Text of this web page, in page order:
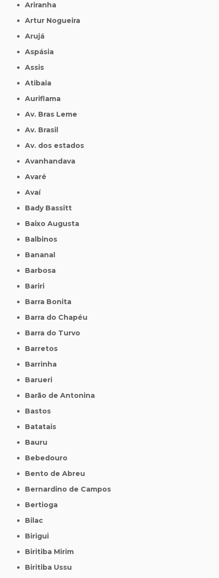
Ariranha
Artur Nogueira
Arujá
Aspásia
Assis
Atibaia
Auriflama
Av. Bras Leme
Av. Brasil
Av. dos estados
Avanhandava
Avaré
Avaí
Bady Bassitt
Baixo Augusta
Balbinos
Bananal
Barbosa
Bariri
Barra Bonita
Barra do Chapéu
Barra do Turvo
Barretos
Barrinha
Barueri
Barão de Antonina
Bastos
Batatais
Bauru
Bebedouro
Bento de Abreu
Bernardino de Campos
Bertioga
Bilac
Birigui
Biritiba Mirim
Biritiba Ussu